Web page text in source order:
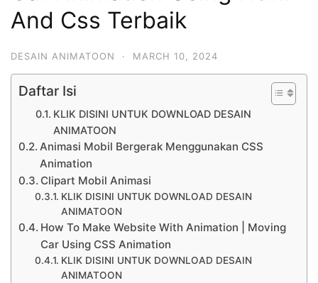
And Css Terbaik
DESAIN ANIMATOON · MARCH 10, 2024
Daftar Isi
KLIK DISINI UNTUK DOWNLOAD DESAIN
ANIMATOON
Animasi Mobil Bergerak Menggunakan CSS
Animation
Clipart Mobil Animasi
KLIK DISINI UNTUK DOWNLOAD DESAIN
ANIMATOON
How To Make Website With Animation | Moving
Car Using CSS Animation
KLIK DISINI UNTUK DOWNLOAD DESAIN
ANIMATOON